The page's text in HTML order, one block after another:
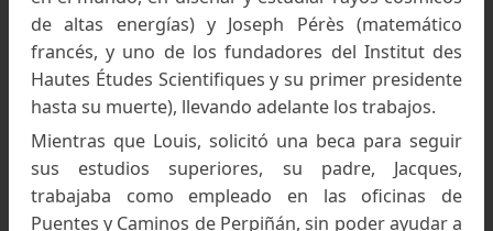
conseguirla.
A pesar de la guerra que tocaba a la Francia
entonces, los estudios superiores se
pesar de todo las precauciones propias para
que el invasor no detectara si había
inclinación por oponerse al régimen
para seguir adelante sin tener que sufrir